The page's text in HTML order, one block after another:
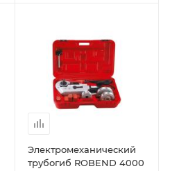
Электромеханический
трубогиб ROBEND 4000